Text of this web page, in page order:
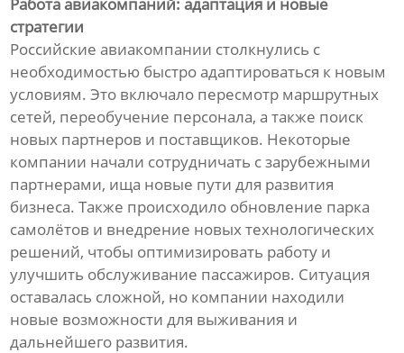
стратегии
Российские авиакомпании столкнулись с
необходимостью быстро адаптироваться к новым
условиям. Это включало пересмотр маршрутных
сетей, переобучение персонала, а также поиск
новых партнеров и поставщиков. Некоторые
компании начали сотрудничать с зарубежными
партнерами, ища новые пути для развития
бизнеса. Также происходило обновление парка
самолётов и внедрение новых технологических
решений, чтобы оптимизировать работу и
улучшить обслуживание пассажиров. Ситуация
оставалась сложной, но компании находили
новые возможности для выживания и
дальнейшего развития.